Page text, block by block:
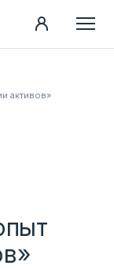
активов»